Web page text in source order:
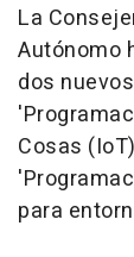
La
Autónomo
dos
Cosas
para